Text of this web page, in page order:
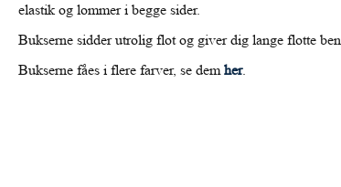
elastik og lommer i begge sider.
Bukserne sidder utrolig flot og giver dig lange flotte ben.
Bukserne fåes i flere farver, se dem her.